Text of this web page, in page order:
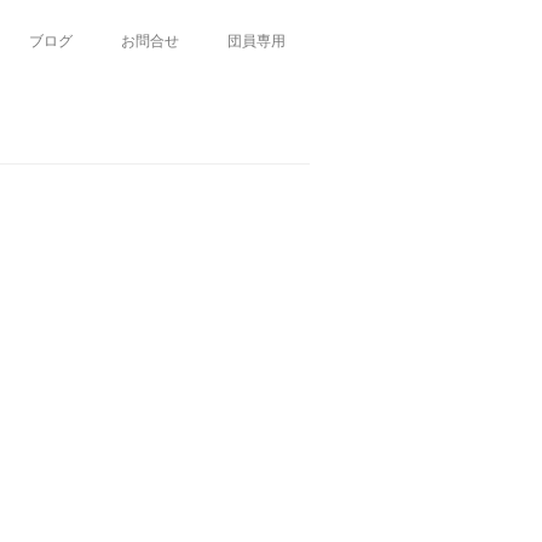
ブログ お問合せ 団員専用